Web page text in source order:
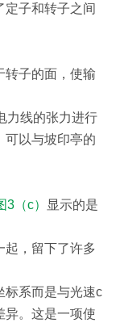
定子和转子之间
转子的面，使输
力线的张力进行
可以与坡印亭的
3（c）
显示的是
起，留下了许多
标系而是与光速c
异。这是一项使